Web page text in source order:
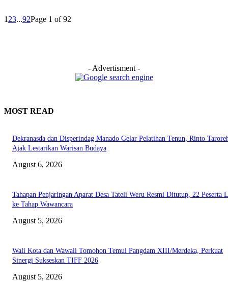
1 23...92Page 1 of 92
- Advertisment -
MOST READ
Dekranasda dan Disperindag Manado Gelar Pelatihan Tenun, Rinto
Ajak Lestarikan Warisan Budaya
August 6, 2026
Tahapan Penjaringan Aparat Desa Tateli Weru Resmi Ditutup, 22 Peserta
ke Tahap Wawancara
August 5, 2026
Wali Kota dan Wawali Tomohon Temui Pangdam XIII/Merdeka, Perkuat
Sinergi Sukseskan TIFF 2026
August 5, 2026